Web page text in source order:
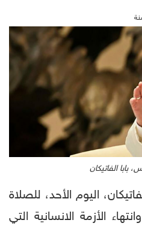
بابا الفاتيكان
اليوم الأحد، للصلاة
الأزمة الانسانية التي